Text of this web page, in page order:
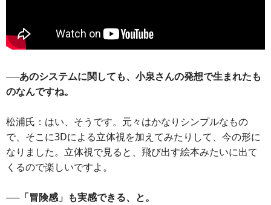
──あのシステムに関しても、小泉さんの発想で生まれたも
のなんですね。
松浦氏：はい、そうです。元々はかなりシンプルなもの
で、そこに3Dによる立体視を加えてみたりして、今の形に
なりました。立体視で見ると、飛び出す絵本みたいに出て
くるので楽しいですよ。
──「冒険感」も実感できる、と。